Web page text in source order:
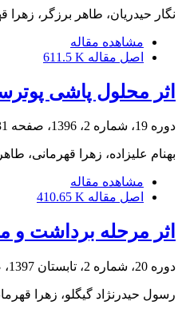
نگار حیدریان، طاهر برزگر، زهرا
مشاهده مقاله
اصل مقاله 611.5 K
اثر محلول پاشی
دوره 19، شماره 2، 1396، صفحه
بهنام علیزاده، زهرا قهرمانی،
مشاهده مقاله
اصل مقاله 410.65 K
اثر مرحله برداشت و
دوره 20، شماره 2، تابستان 1397، صفحه
رسول حیدرنژاد گیگلو، زهرا